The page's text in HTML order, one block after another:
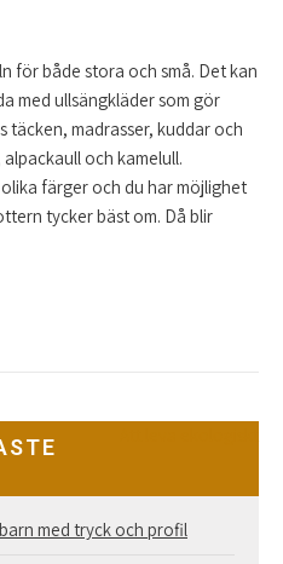
för både stora och små. Det kan
med ullsängkläder som gör
täcken, madrasser, kuddar och
och kamelull.
färger och du har möjlighet
tycker bäst om. Då blir
med tryck och profil